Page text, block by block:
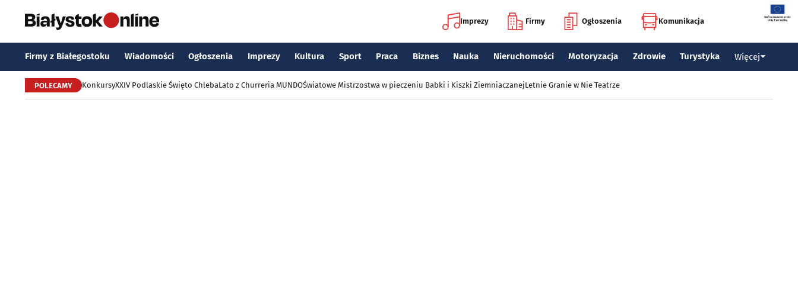
Imprezy Firmy Ogłoszenia Komunikacja
Firmy z Białegostoku Wiadomości Ogłoszenia Imprezy Kultura Sport Praca Biznes Nauka Nieruchomości Motoryzacja Zdrowie Turystyka Więcej
POLECAMY KonkursyXXIV Podlaskie Święto ChlebaLato z Churreria MUNDOŚwiatowe Mistrzostwa w pieczeniu Babki i Kiszki ZiemniaczanejLetnie Granie w Nie Teatrze